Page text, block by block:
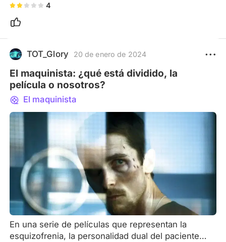
4
TOT_Glory 20 de enero de 2024
El maquinista: ¿qué está dividido, la
película o nosotros?
El maquinista
En una serie de películas que representan la
esquizofrenia, la personalidad dual del paciente